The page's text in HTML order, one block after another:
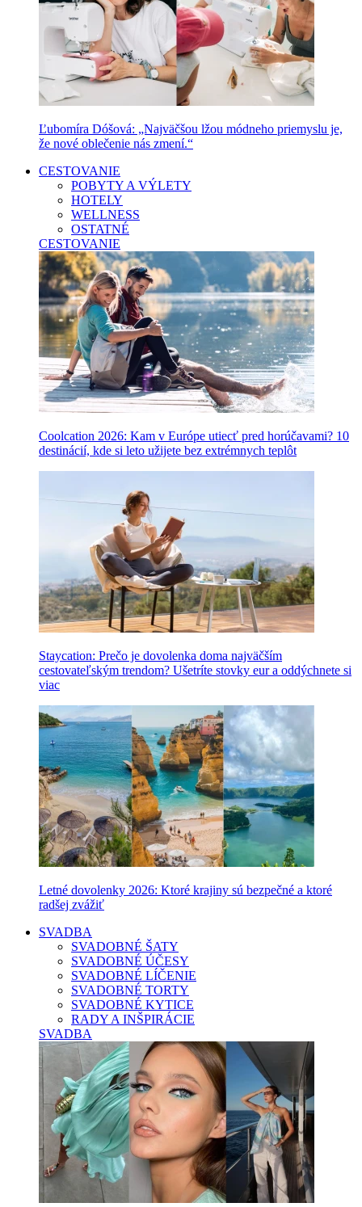
Ľubomíra Dóšová: „Najväčšou lžou módneho priemyslu je,
že nové oblečenie nás zmení.“
CESTOVANIE
POBYTY A VÝLETY
HOTELY
WELLNESS
OSTATNÉ
CESTOVANIE
Coolcation 2026: Kam v Európe utiecť pred horúčavami? 10
destinácií, kde si leto užijete bez extrémnych teplôt
Staycation: Prečo je dovolenka doma najväčším
cestovateľským trendom? Ušetríte stovky eur a oddýchnete si
viac
Letné dovolenky 2026: Ktoré krajiny sú bezpečné a ktoré
radšej zvážiť
SVADBA
SVADOBNÉ ŠATY
SVADOBNÉ ÚČESY
SVADOBNÉ LÍČENIE
SVADOBNÉ TORTY
SVADOBNÉ KYTICE
RADY A INŠPIRÁCIE
SVADBA